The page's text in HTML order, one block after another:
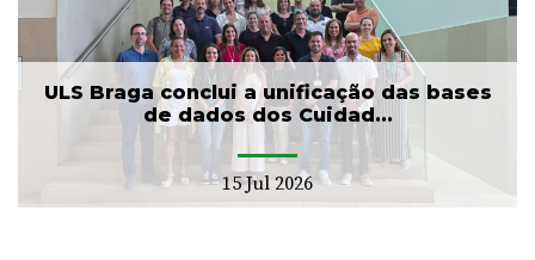
ULS Braga conclui a unificação das bases
de dados dos Cuidad...
15 Jul 2026